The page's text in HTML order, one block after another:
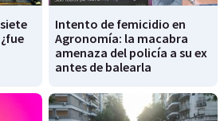
Intento de femicidio en
Agronomía: la macabra
amenaza del policía a su ex
antes de balearla